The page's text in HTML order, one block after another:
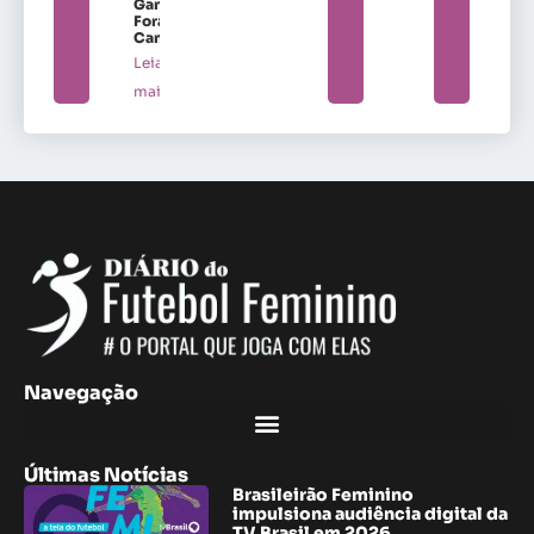
Ganha
Fora de
Campo
Leia
mais »
Navegação
Últimas Notícias
Brasileirão Feminino
impulsiona audiência digital da